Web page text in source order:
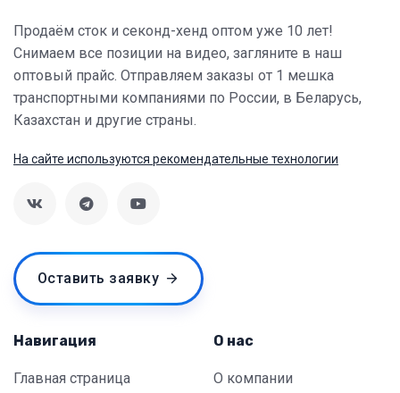
Продаём сток и секонд-хенд оптом уже 10 лет!
Снимаем все позиции на видео, загляните в наш
оптовый прайс. Отправляем заказы от 1 мешка
транспортными компаниями по России, в Беларусь,
Казахстан и другие страны.
На сайте используются рекомендательные технологии
Оставить заявку
Навигация
Главная страница
О нас
О компании